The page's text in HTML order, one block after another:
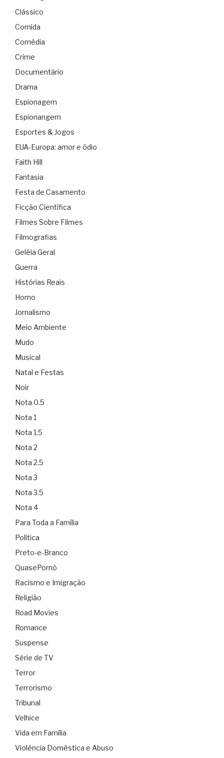
Clássico
Comida
Comédia
Crime
Documentário
Drama
Espionagem
Espionangem
Esportes & Jogos
EUA-Europa: amor e ódio
Faith Hill
Fantasia
Festa de Casamento
Ficção Científica
Filmes Sobre Filmes
Filmografias
Geléia Geral
Guerra
Histórias Reais
Homo
Jornalismo
Meio Ambiente
Mudo
Musical
Natal e Festas
Noir
Nota 0.5
Nota 1
Nota 1.5
Nota 2
Nota 2.5
Nota 3
Nota 3.5
Nota 4
Para Toda a Família
Política
Preto-e-Branco
QuasePornô
Racismo e Imigração
Religião
Road Movies
Romance
Suspense
Série de TV
Terror
Terrorismo
Tribunal
Velhice
Vida em Família
Violência Doméstica e Abuso